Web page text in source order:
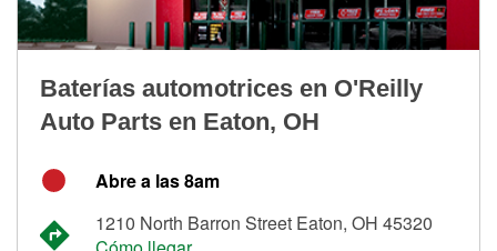
Baterías automotrices en O'Reilly
Auto Parts en Eaton, OH
Abre a las 8am
1210 North Barron Street Eaton, OH 45320